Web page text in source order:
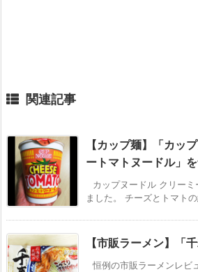
関連記事
【カップ麺】「カッ
ートマトヌードル」
カップヌードル クリー
ました。 チーズとトマト
【市販ラーメン】「
恒例の市販ラーメンレビ